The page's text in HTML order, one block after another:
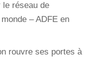
réseau de
– ADFE en
rouvre ses portes à